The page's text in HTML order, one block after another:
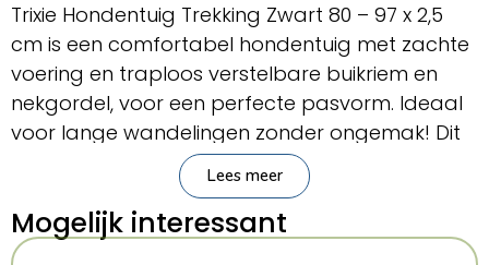
Trixie Hondentuig Trekking Zwart 80 – 97 x 2,5
cm is een comfortabel hondentuig met zachte
voering en traploos verstelbare buikriem en
nekgordel, voor een perfecte pasvorm. Ideaal
voor lange wandelingen zonder ongemak! Dit
fijne tuig van singelband heeft een zachte
voering, waardoor het heerlijk comfortabel
draagt. Op de buik vind je een extra aanlijn-ring
en het tuig is voorzien van extra oogjes om
Lees meer
Mogelijk interessant